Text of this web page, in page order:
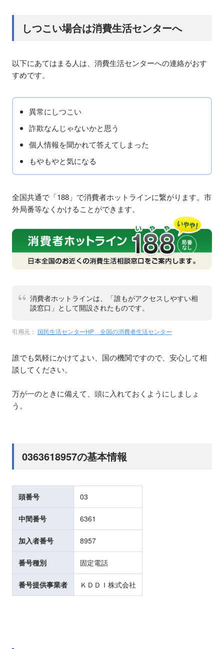
しつこい場合は消費生活センターへ
以下にあてはまる人は、消費生活センターへの連絡がおす
すめです。
異常にしつこい
詐欺なんじゃないかと思う
個人情報を聞かれて答えてしまった
もやもやと気になる
全国共通で「188」で消費者ホットラインに繋がります。市
外局番等なくかけることができます。
消費者ホットラインは、「誰もがアクセスしやすい相
談窓口」として開設されたものです。
引用元： 国民生活センターHP 全国の消費者生活センター
誰でも気軽にかけてよい、国の機関ですので、安心して相
談してください。
万が一のときに備えて、頭に入れておくようにしましょ
う。
0363618957の基本情報
頭番号 03
中間番号 6361
加入者番号 8957
番号種別 固定電話
番号提供事業者 ＫＤＤＩ株式会社